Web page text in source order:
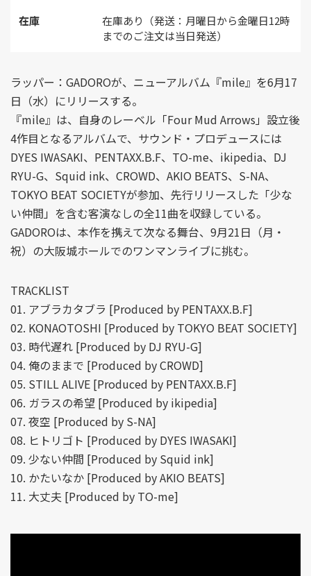
在庫
在庫あり（発送：月曜日から金曜日12時
までのご注文は当日発送）
ラッパー：GADOROが、ニューアルバム『mile』を6月17
日（水）にリリースする。
『mile』は、自身のレーベル「Four Mud Arrows」設立後
4作目となるアルバムで、サウンド・プロデュースには
DYES IWASAKI、PENTAXX.B.F、TO-me、ikipedia、DJ
RYU-G、Squid ink、CROWD、AKIO BEATS、S-NA、
TOKYO BEAT SOCIETYが参加、先行リリースした「少な
い仲間」を含む客演なしの全11曲を収録している。
GADOROは、本作を携えて次なる舞台、9月21日（月・
祝）の大阪城ホールでのワンマンライブに挑む。
TRACKLIST
01. アブラカタブラ [Produced by PENTAXX.B.F]
02. KONAOTOSHI [Produced by TOKYO BEAT SOCIETY]
03. 時代遅れ [Produced by DJ RYU-G]
04. 俺のままで [Produced by CROWD]
05. STILL ALIVE [Produced by PENTAXX.B.F]
06. ガラスの希望 [Produced by ikipedia]
07. 夜空 [Produced by S-NA]
08. ヒトリゴト [Produced by DYES IWASAKI]
09. 少ない仲間 [Produced by Squid ink]
10. かたいなか [Produced by AKIO BEATS]
11. 大丈夫 [Produced by TO-me]